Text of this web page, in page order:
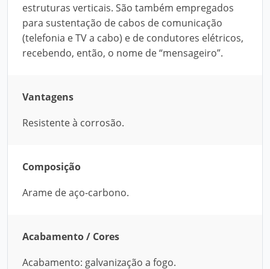
estruturas verticais. São também empregados
para sustentação de cabos de comunicação
(telefonia e TV a cabo) e de condutores elétricos,
recebendo, então, o nome de “mensageiro”.
Vantagens
Resistente à corrosão.
Composição
Arame de aço-carbono.
Acabamento / Cores
Acabamento: galvanização a fogo.